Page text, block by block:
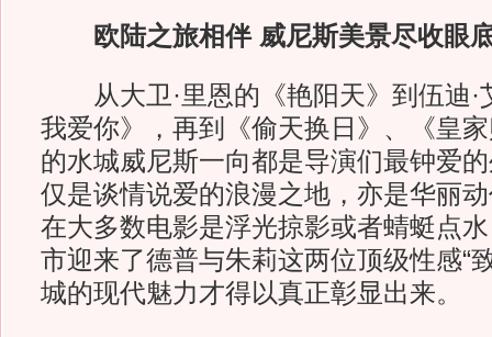
欧陆之旅相伴 威尼斯美景尽收眼
从大卫·里恩的《艳阳天》到伍迪·
我爱你》，再到《偷天换日》、《皇
的水城威尼斯一向都是导演们最钟爱
仅是谈情说爱的浪漫之地，亦是华丽
在大多数电影是浮光掠影或者蜻蜓点
市迎来了德普与朱莉这两位顶级性感“
城的现代魅力才得以真正彰显出来